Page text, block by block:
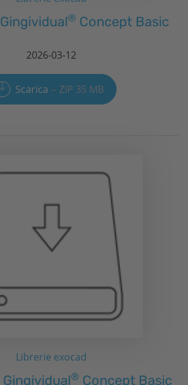
Gingividual® Concept Basic
2026-03-12
Scarica ZIP 35 MB
Librerie exocad
Gingividual® Concept Basic